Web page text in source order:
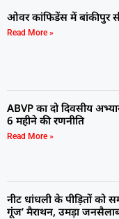
ओवर कांफिडेंस में बांकीपुर
Read More »
ABVP का दो दिवसीय
6 महीने की रणनीति
Read More »
नीट धांधली के पीड़ितों को
गूंज’ मैराथन, उमड़ा